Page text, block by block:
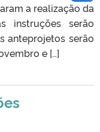
a realização da
instruções serão
anteprojetos serão
e […]